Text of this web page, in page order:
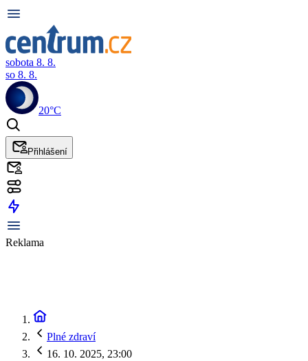
sobota 8. 8.
so 8. 8.
20°C
Přihlášení
Reklama
Plné zdraví
16. 10. 2025, 23:00